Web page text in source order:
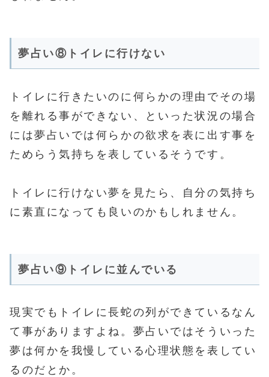
夢占い⑧トイレに行けない
トイレに行きたいのに何らかの理由でその場
を離れる事ができない、といった状況の場合
には夢占いでは何らかの欲求を表に出す事を
ためらう気持ちを表しているそうです。
トイレに行けない夢を見たら、自分の気持ち
に素直になっても良いのかもしれません。
夢占い⑨トイレに並んでいる
現実でもトイレに長蛇の列ができているなん
て事がありますよね。夢占いではそういった
夢は何かを我慢している心理状態を表してい
るのだとか。